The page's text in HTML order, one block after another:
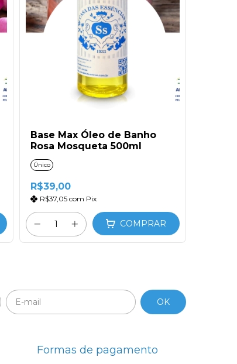
Base Max Óleo de Banho
Rosa Mosqueta 500ml
Único
R$39,00
R$37,05 com Pix
COMPRAR
Formas de pagamento